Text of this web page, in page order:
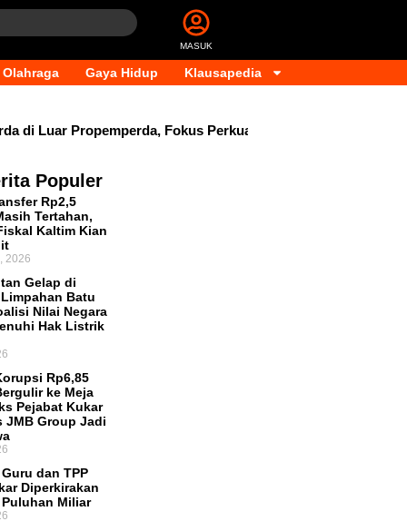
MASUK
Olahraga Gaya Hidup Klausapedia
di Luar Propemperda, Fokus Perkuat PAD dan Penyesuaian
Populer
Rp2,5
Tertahan,
Kaltim Kian
2026
Gelap di
Batu
Nilai Negara
Hak Listrik
Rp6,85
ke Meja
Pejabat Kukar
JMB Group Jadi
dan TPP
Diperkirakan
Miliar